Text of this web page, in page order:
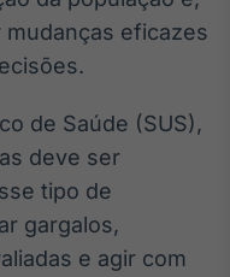
de
eficazes
de Saúde (SUS),
deve ser
tipo de
gargalos,
e agir com